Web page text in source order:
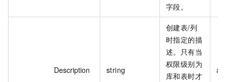
字段。
Description string
创建表/列
时指定的描
述。只有当
权限级别为
库和表时才
a